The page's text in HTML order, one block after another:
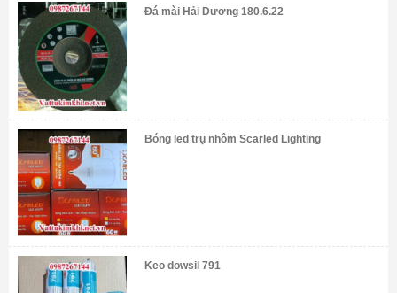
Đá mài Hải Dương 180.6.22
Bóng led trụ nhôm Scarled Lighting
Keo dowsil 791